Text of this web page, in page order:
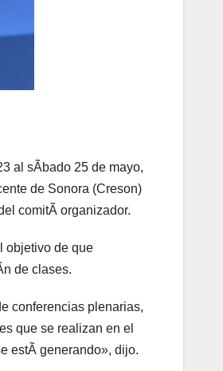
al sÃbado 25 de mayo,
de Sonora (Creson)
comitÃ organizador.
objetivo de que
de clases.
conferencias plenarias,
que se realizan en el
estÃ generando», dijo.